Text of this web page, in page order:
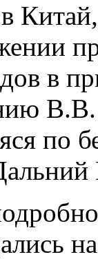
в
по